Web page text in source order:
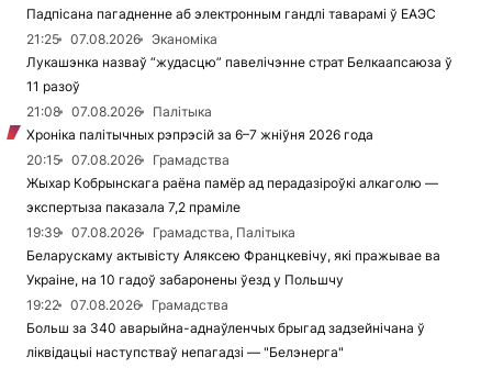
Падпісана пагадненне аб электронным гандлі таварамі ў ЕАЭС
21:25
07.08.2026
Эканоміка
Лукашэнка назваў “жудасцю” павелічэнне страт Белкаапсаюза ў
11 разоў
21:08
07.08.2026
Палітыка
Хроніка палітычных рэпрэсій за 6–7 жніўня 2026 года
20:15
07.08.2026
Грамадства
Жыхар Кобрынскага раёна памёр ад перадазіроўкі алкаголю —
экспертыза паказала 7,2 праміле
19:39
07.08.2026
Грамадства, Палітыка
Беларускаму актывісту Аляксею Францкевічу, які пражывае ва
Украіне, на 10 гадоў забаронены ўезд у Польшчу
19:22
07.08.2026
Грамадства
Больш за 340 аварыйна-аднаўленчых брыгад задзейнічана ў
ліквідацыі наступстваў непагадзі — "Белэнерга"